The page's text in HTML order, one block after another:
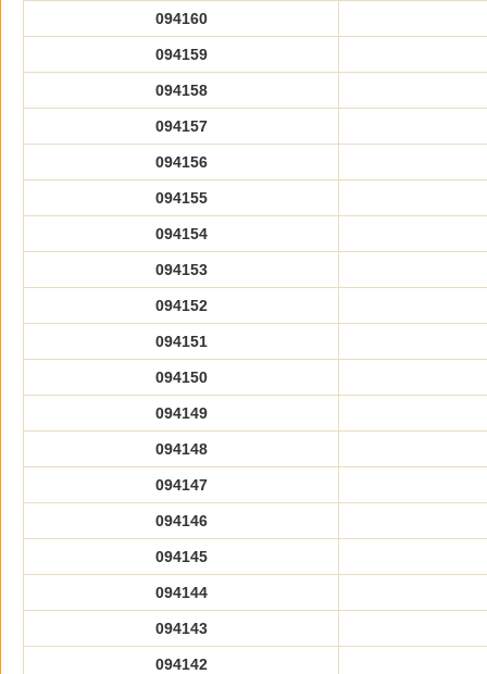
094160
094159
094158
094157
094156
094155
094154
094153
094152
094151
094150
094149
094148
094147
094146
094145
094144
094143
094142